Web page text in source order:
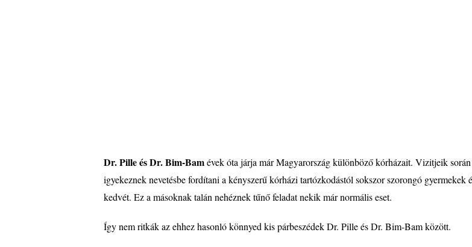
Dr. Pilleés Dr. Bim-Bamévekóta járja már Magyarország különböző kórházait. Vizitjeik
igyekeznek nevetésbe fordítani a kényszerű kórházi tartózkodástól sokszor szorongó gyermekeké
kedvét. Ez a másoknak talán nehéznek tűnő feladat nekik már normális eset.
Így nem ritkák az ehhez hasonló könnyed kis párbeszédek Dr. Pilleés Dr. Bim-Bam között.